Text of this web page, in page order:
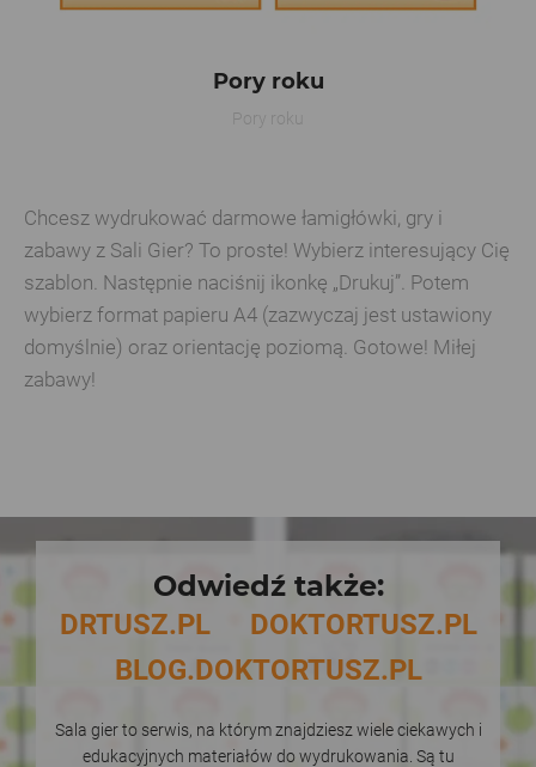
Pory roku
Pory roku
Chcesz wydrukować darmowe łamigłówki, gry i
zabawy z Sali Gier? To proste! Wybierz interesujący Cię
szablon. Następnie naciśnij ikonkę „Drukuj”. Potem
wybierz format papieru A4 (zazwyczaj jest ustawiony
domyślnie) oraz orientację poziomą. Gotowe! Miłej
zabawy!
Odwiedź także:
DRTUSZ.PL
DOKTORTUSZ.PL
BLOG.DOKTORTUSZ.PL
Sala gier to serwis, na którym znajdziesz wiele ciekawych i
edukacyjnych materiałów do wydrukowania. Są tu